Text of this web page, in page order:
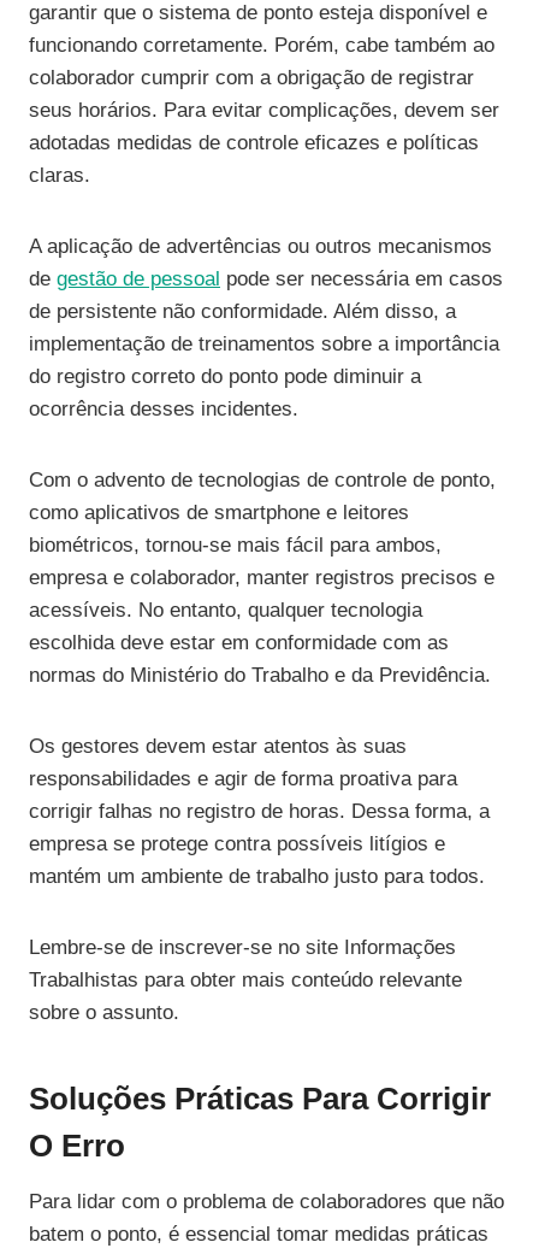
garantir que o sistema de ponto esteja disponível e
funcionando corretamente. Porém, cabe também ao
colaborador cumprir com a obrigação de registrar
seus horários. Para evitar complicações, devem ser
adotadas medidas de controle eficazes e políticas
claras.
A aplicação de advertências ou outros mecanismos
de gestão de pessoal pode ser necessária em casos
de persistente não conformidade. Além disso, a
implementação de treinamentos sobre a importância
do registro correto do ponto pode diminuir a
ocorrência desses incidentes.
Com o advento de tecnologias de controle de ponto,
como aplicativos de smartphone e leitores
biométricos, tornou-se mais fácil para ambos,
empresa e colaborador, manter registros precisos e
acessíveis. No entanto, qualquer tecnologia
escolhida deve estar em conformidade com as
normas do Ministério do Trabalho e da Previdência.
Os gestores devem estar atentos às suas
responsabilidades e agir de forma proativa para
corrigir falhas no registro de horas. Dessa forma, a
empresa se protege contra possíveis litígios e
mantém um ambiente de trabalho justo para todos.
Lembre-se de inscrever-se no site Informações
Trabalhistas para obter mais conteúdo relevante
sobre o assunto.
Soluções Práticas Para Corrigir
O Erro
Para lidar com o problema de colaboradores que não
batem o ponto, é essencial tomar medidas práticas